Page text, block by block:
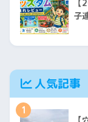
子
人気記事
1